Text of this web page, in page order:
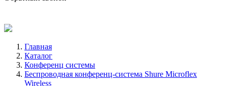
Главная
Каталог
Конференц системы
Беспроводная конференц-система Shure Microflex
Wireless